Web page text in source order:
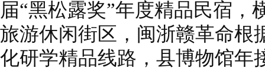
届“黑松露奖”年度精品民宿
旅游休闲街区，闽浙赣革命根
化研学精品线路，县博物馆年